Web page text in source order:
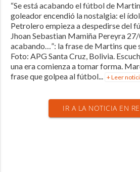
“Se está acabando el fútbol de
goleador encendió la nostalgia: el
Petrolero empieza a despedirse del
Jhoan Sebastian Mamiña Pereyra
acabando…”: la frase de Martins que
Foto: APG Santa Cruz, Bolivia.
una era comienza a tomar forma.
frase que golpea al fútbol... + Leer
IR A LA NOTICIA EN